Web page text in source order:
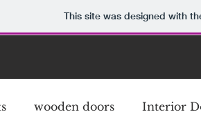
This site was designed with
wooden doors Interior